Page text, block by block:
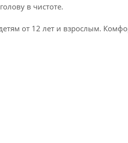
в чистоте.
от 12 лет и взрослым.